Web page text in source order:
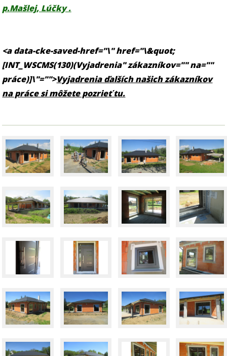
p.Mašlej, Lúčky .
<a data-cke-saved-href="\" href="\&quot;
[INT_WSCMS(130)(Vyjadrenia" zákazníkov="" na=""
práce)]\"="">Vyjadrenia ďalších našich zákazníkov
na práce si môžete pozrieť tu.